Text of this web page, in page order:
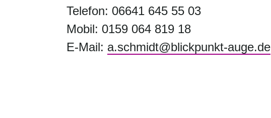
Telefon: 06641 645 55 03
Mobil: 0159 064 819 18
E-Mail: a.schmidt@blickpunkt-auge.de